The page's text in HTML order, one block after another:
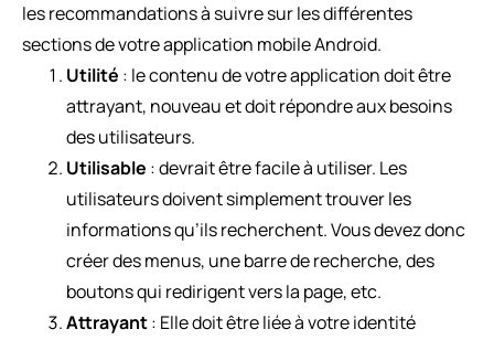
les recommandations à suivre sur les différentes
sections de votre application mobile Android.
Utilité : le contenu de votre application doit être
attrayant, nouveau et doit répondre aux besoins
des utilisateurs.
Utilisable : devrait être facile à utiliser. Les
utilisateurs doivent simplement trouver les
informations qu’ils recherchent. Vous devez donc
créer des menus, une barre de recherche, des
boutons qui redirigent vers la page, etc.
Attrayant: Elle doit être liée à votre identité